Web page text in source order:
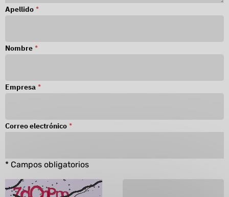
Apellido *
Nombre *
Empresa *
Correo electrónico *
* Campos obligatorios